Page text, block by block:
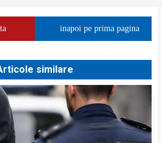
inapoi pe prima pagina
similare